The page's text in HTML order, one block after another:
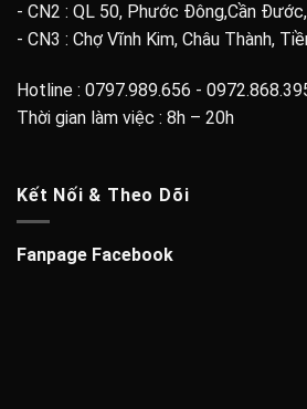
- CN2 : QL 50, Phước Đông,Cần
- CN3 : Chợ Vĩnh Kim, Châu Thành,
Hotline : 0797.989.656 -
Thời gian làm việc : 8h – 20h
Kết Nối & Theo Dõi
Fanpage Facebook